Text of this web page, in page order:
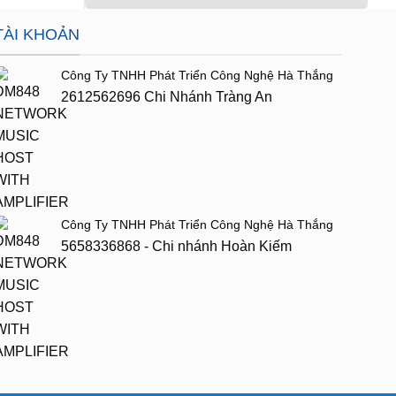
KHOẢN
Công Ty TNHH Phát Triển Công Nghệ Hà Thắng
2612562696 Chi Nhánh Tràng An
Công Ty TNHH Phát Triển Công Nghệ Hà Thắng
5658336868 - Chi nhánh Hoàn Kiếm